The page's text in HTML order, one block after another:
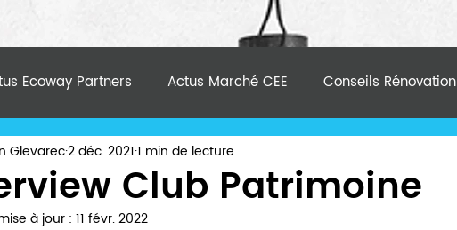
Ecoway Partners Actus Marché CEE Conseils Rénovation
Club Patrimoine
Glevarec2 déc. 20211 min de lecture
à jour : 11 févr. 2022